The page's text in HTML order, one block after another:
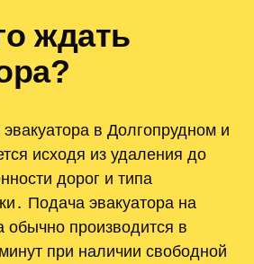
ждать
в Долгопрудном и
исходя из удаления до
дорог и типа
Подача эвакуатора на
обычно производится в
при наличии свободной